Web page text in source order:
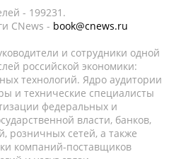
- 199231.
CNews - book@cnews.ru
и сотрудники одной
российской экономики:
технологий. Ядро аудитории
и технические специалисты
федеральных и
власти, банков,
сетей, а также
компаний-поставщиков